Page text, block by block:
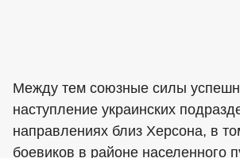
Между тем союзные силы
наступление украинских
направлениях близ Херсона, в
боевиков в районе населенного